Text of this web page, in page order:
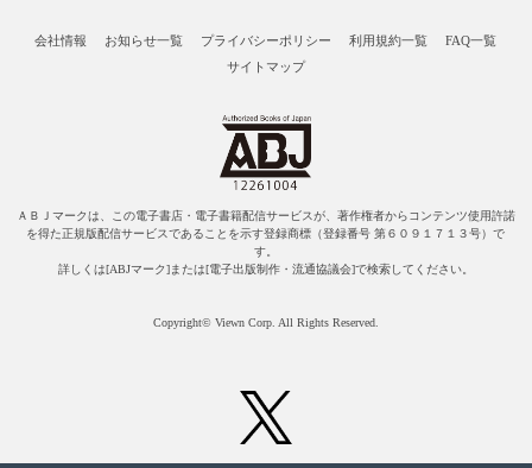
会社情報 お知らせ一覧 プライバシーポリシー 利用規約一覧
FAQ一覧
サイトマップ
ＡＢＪマークは、この電子書店・電子書籍配信サービスが、著作権者からコンテンツ使用許諾
を得た正規版配信サービスであることを示す登録商標（登録番号 第６０９１７１３号）で
す。
詳しくは[ABJマーク]または[電子出版制作・流通協議会]で検索してください。
Copyright© Viewn Corp. All Rights Reserved.